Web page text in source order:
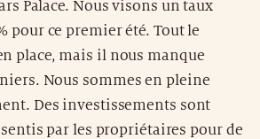
Palace. Nous visons un taux
pour ce premier été. Tout le
place, mais il nous manque
Nous sommes en pleine
Des investissements sont
par les propriétaires pour de